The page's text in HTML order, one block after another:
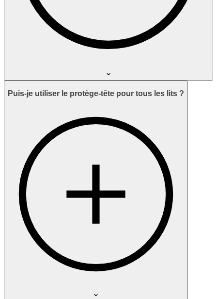
Puis-je utiliser le protège-tête pour tous les lits ?